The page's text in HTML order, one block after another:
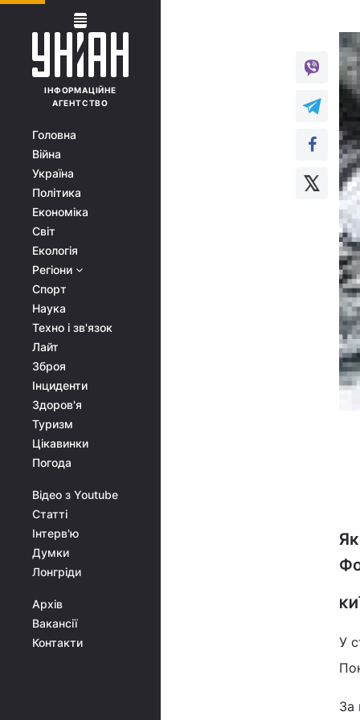
ІНФОРМАЦІЙНЕ
АГЕНТСТВО
Головна
Війна
Україна
Політика
Економіка
Світ
Екологія
Регіони
Спорт
Наука
Техно і зв'язок
Лайт
Зброя
Інциденти
Здоров'я
Туризм
Цікавинки
Погода
Відео з Youtube
Статті
Інтерв'ю
Думки
Лонгріди
Архів
Вакансії
Контакти
У
За